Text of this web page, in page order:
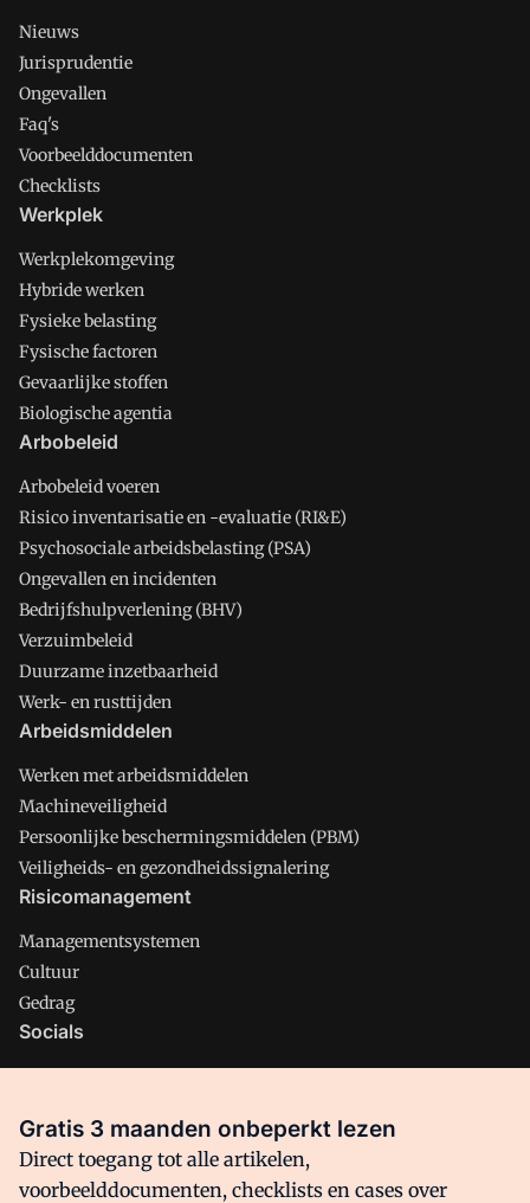
Nieuws
Jurisprudentie
Ongevallen
Faq's
Voorbeelddocumenten
Checklists
Werkplek
Werkplekomgeving
Hybride werken
Fysieke belasting
Fysische factoren
Gevaarlijke stoffen
Biologische agentia
Arbobeleid
Arbobeleid voeren
Risico inventarisatie en -evaluatie (RI&E)
Psychosociale arbeidsbelasting (PSA)
Ongevallen en incidenten
Bedrijfshulpverlening (BHV)
Verzuimbeleid
Duurzame inzetbaarheid
Werk- en rusttijden
Arbeidsmiddelen
Werken met arbeidsmiddelen
Machineveiligheid
Persoonlijke beschermingsmiddelen (PBM)
Veiligheids- en gezondheidssignalering
Risicomanagement
Managementsystemen
Cultuur
Gedrag
Socials
Facebook
Gratis 3 maanden onbeperkt lezen
Direct toegang tot alle artikelen,
voorbeelddocumenten, checklists en cases over